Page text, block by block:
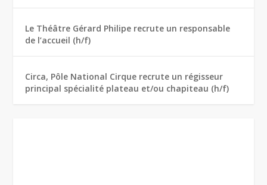
Le Théâtre Gérard Philipe recrute un responsable
de l’accueil (h/f)
Circa, Pôle National Cirque recrute un régisseur
principal spécialité plateau et/ou chapiteau (h/f)